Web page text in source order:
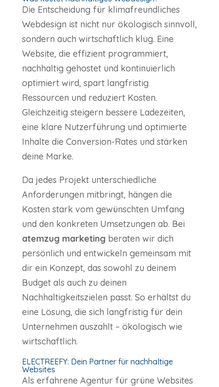
Die Entscheidung für klimafreundliches
Webdesign ist nicht nur ökologisch sinnvoll,
sondern auch wirtschaftlich klug. Eine
Website, die effizient programmiert,
nachhaltig gehostet und kontinuierlich
optimiert wird, spart langfristig
Ressourcen und reduziert Kosten.
Gleichzeitig steigern bessere Ladezeiten,
eine klare Nutzerführung und optimierte
Inhalte die Conversion-Rates und stärken
deine Marke.
Da jedes Projekt unterschiedliche
Anforderungen mitbringt, hängen die
Kosten stark vom gewünschten Umfang
und den konkreten Umsetzungen ab. Bei
atemzug marketing beraten wir dich
persönlich und entwickeln gemeinsam mit
dir ein Konzept, das sowohl zu deinem
Budget als auch zu deinen
Nachhaltigkeitszielen passt. So erhältst du
eine Lösung, die sich langfristig für dein
Unternehmen auszahlt – ökologisch wie
wirtschaftlich.
ELECTREEFY: Dein Partner für nachhaltige
Websites
Als erfahrene Agentur für grüne Websites